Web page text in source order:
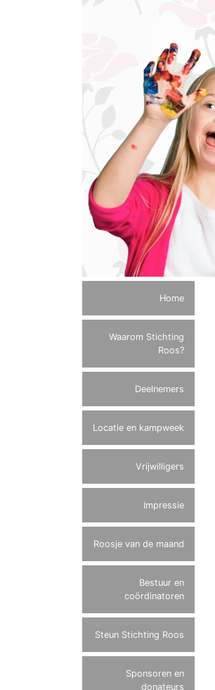
Home
Waarom Stichting
Roos?
Deelnemers
Locatie en kampweek
Vrijwilligers
Impressie
Roosje van de maand
Bestuur en
coördinatoren
Steun Stichting Roos
Sponsoren en
donateurs